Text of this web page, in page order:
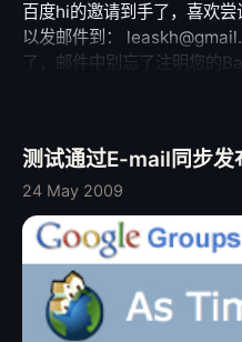
百度hi的邀请到手了，喜欢
以发邮件到：
了，邮件中别忘了注明您的
测试通过E-mail同步
24 May 2009